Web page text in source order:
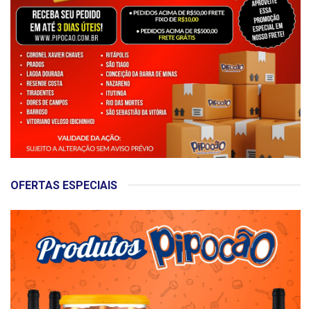
OFERTAS ESPECIAIS